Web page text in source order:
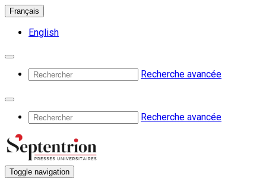
Français
English
Recherche avancée
Recherche avancée
Toggle navigation